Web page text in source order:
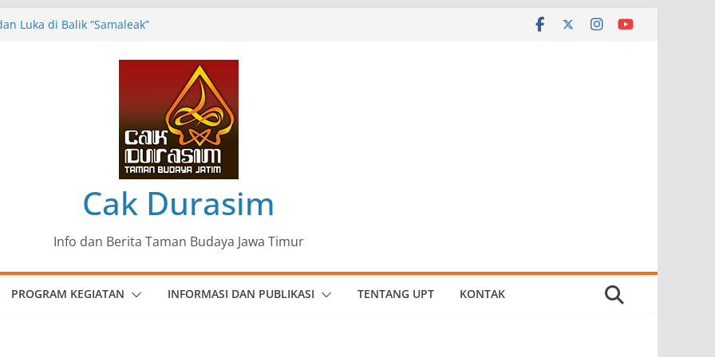
Luka di Balik “Samaleak”
Ungkapan Kritis Tentang Derita
Patria Seni Rupa Kota Blitar :
Menjadi Mantra Perlawanan
Cak Durasim
Info dan Berita Taman Budaya Jawa Timur
PROGRAM KEGIATAN INFORMASI DAN PUBLIKASI TENTANG UPT KONTAK